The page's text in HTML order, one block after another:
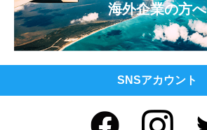
海外企業の方へ
SNSアカウント